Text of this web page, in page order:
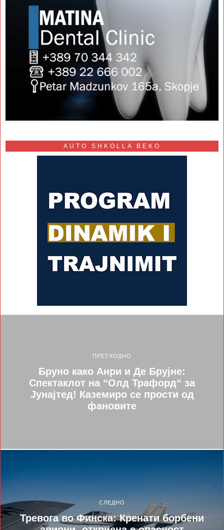
AUTO SHKOLLA BEKO
ПРЕТХОДНО
Бруно како Анри и Де Брујне:
Спектаклот на “Олд Трафорд“ за
Јунајтед! Каземиро се прости од
фановите
СЛЕДНО
Тревога во Финска: Кренати борбени